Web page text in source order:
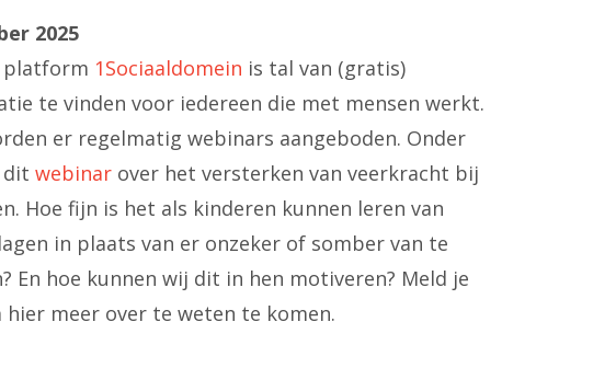
2025
platform 1Sociaaldomein is tal van (gratis)
te vinden voor iedereen die met mensen werkt.
er regelmatig webinars aangeboden. Onder
dit webinar over het versterken van veerkracht bij
Hoe fijn is het als kinderen kunnen leren van
in plaats van er onzeker of somber van te
En hoe kunnen wij dit in hen motiveren? Meld je
hier meer over te weten te komen.